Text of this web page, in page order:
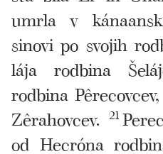
umrla v
sinovi po svojih
lája rodbina
rodbina
Zêrahovcev.
21
od Hecróna